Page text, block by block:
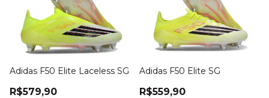
Adidas F50 Elite Laceless SG
R$579,90
Adidas F50 Elite SG
R$559,90